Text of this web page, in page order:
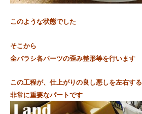
このような状態でした
そこから
全バラシ各パーツの歪み整形等を行います
この工程が、仕上がりの良し悪しを左右する
非常に重要なパートです